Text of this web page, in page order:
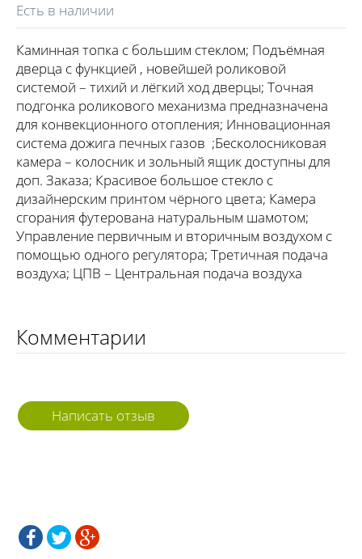
Есть в наличии
Каминная топка с большим стеклом; Подъёмная
дверца с функцией , новейшей роликовой
системой – тихий и лёгкий ход дверцы; Точная
подгонка роликового механизма предназначена
для конвекционного отопления; Инновационная
система дожига печных газов ;Бесколосниковая
камера – колосник и зольный ящик доступны для
доп. Заказа; Красивое большое стекло с
дизайнерским принтом чёрного цвета; Камера
сгорания футерована натуральным шамотом;
Управление первичным и вторичным воздухом с
помощью одного регулятора; Третичная подача
воздуха; ЦПВ – Центральная подача воздуха
Комментарии
Написать отзыв